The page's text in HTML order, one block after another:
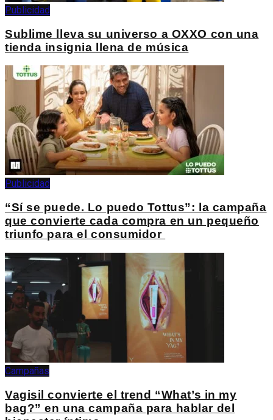
Publicidad
Sublime lleva su universo a OXXO con una
tienda insignia llena de música
Publicidad
“Sí se puede. Lo puedo Tottus”: la campaña
que convierte cada compra en un pequeño
triunfo para el consumidor
Campañas
Vagisil convierte el trend “What’s in my
bag?” en una campaña para hablar del